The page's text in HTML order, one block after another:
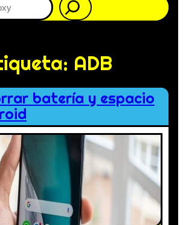
ADB
batería y espacio